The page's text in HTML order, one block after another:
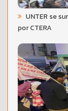
UNTER se
por CTERA